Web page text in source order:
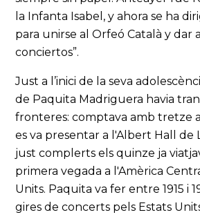
la Infanta Isabel, y ahora se ha
para unirse al Orfeó Català y dar
conciertos”.
Just a l’inici de la seva
de Paquita Madriguera havia
fronteres: comptava amb tretze
es va presentar a l'Albert Hall de
just complerts els quinze ja
primera vegada a l'Amèrica
Units. Paquita va fer entre 1915 i
gires de concerts pels Estats